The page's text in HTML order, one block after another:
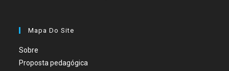
Mapa Do Site
Sobre
Proposta pedagógica